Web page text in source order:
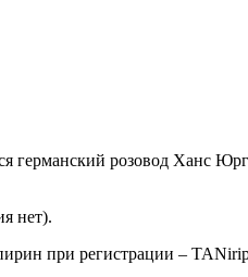
германский розовод Ханс
нет).
при регистрации –